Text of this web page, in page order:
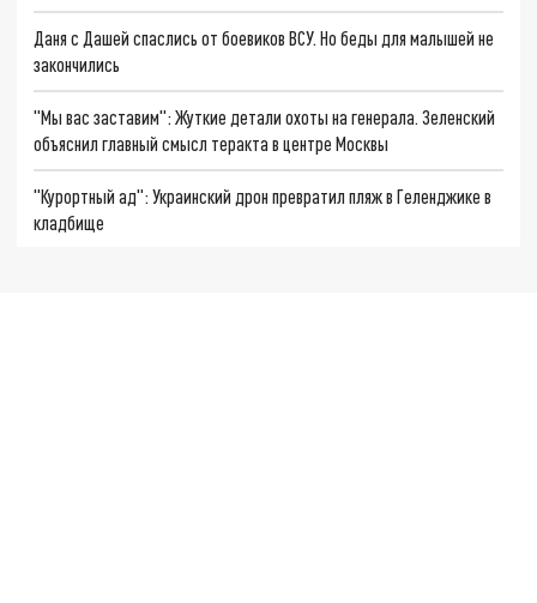
Даня с Дашей спаслись от боевиков ВСУ. Но беды для малышей не
закончились
"Мы вас заставим": Жуткие детали охоты на генерала. Зеленский
объяснил главный смысл теракта в центре Москвы
"Курортный ад": Украинский дрон превратил пляж в Геленджике в
кладбище